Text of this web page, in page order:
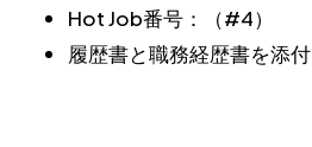
Hot Job番号：（#4）
履歴書と職務経歴書を添付